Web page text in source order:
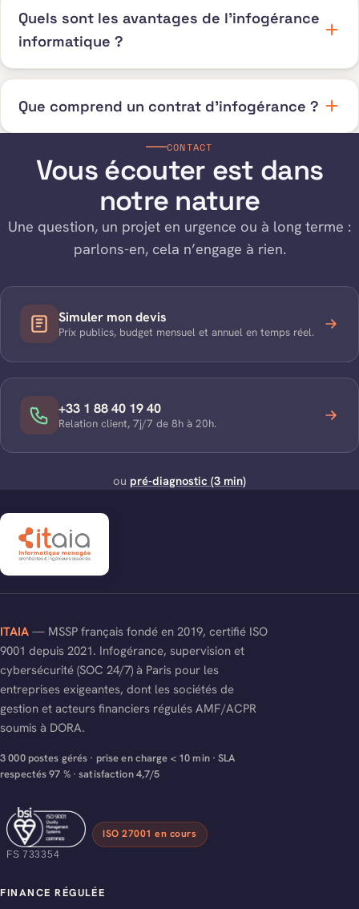
Quels sont les avantages de l’infogérance
informatique ?
Que comprend un contrat d’infogérance ?
CONTACT
Vous écouter est dans
notre nature
Une question, un projet en urgence ou à long terme :
parlons-en, cela n’engage à rien.
Simuler mon devis
Prix publics, budget mensuel et annuel en temps réel.
+33 1 88 40 19 40
Relation client, 7j/7 de 8h à 20h.
ou pré-diagnostic (3 min)
ITAIA — MSSP français fondé en 2019, certifié ISO
9001 depuis 2021. Infogérance, supervision et
cybersécurité (SOC 24/7) à Paris pour les
entreprises exigeantes, dont les sociétés de
gestion et acteurs financiers régulés AMF/ACPR
soumis à DORA.
3 000 postes gérés · prise en charge < 10 min · SLA
respectés 97 % · satisfaction 4,7/5
FS 733354
ISO 27001 en cours
FINANCE RÉGULÉE